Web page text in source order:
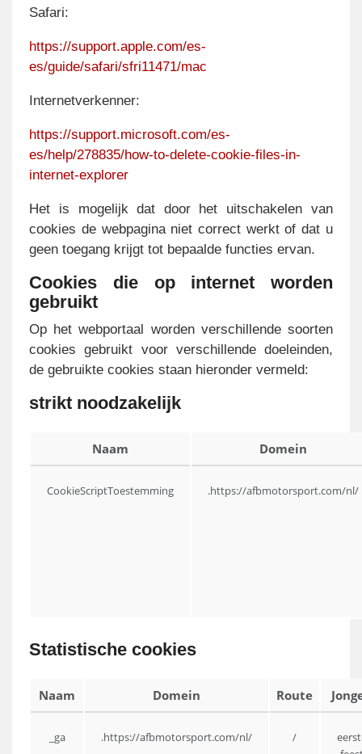
Safari:
https://support.apple.com/es-
es/guide/safari/sfri11471/mac
Internetverkenner:
https://support.microsoft.com/es-
es/help/278835/how-to-delete-cookie-files-in-
internet-explorer
Het is mogelijk dat door het uitschakelen van
cookies de webpagina niet correct werkt of dat u
geen toegang krijgt tot bepaalde functies ervan.
Cookies die op internet worden
gebruikt
Op het webportaal worden verschillende soorten
cookies gebruikt voor verschillende doeleinden,
de gebruikte cookies staan hieronder vermeld:
strikt noodzakelijk
Naam Domein
CookieScriptToestemming .https://afbmotorsport.com/nl/
Statistische cookies
Naam Domein Route
_ga .https://afbmotorsport.com/nl/ /